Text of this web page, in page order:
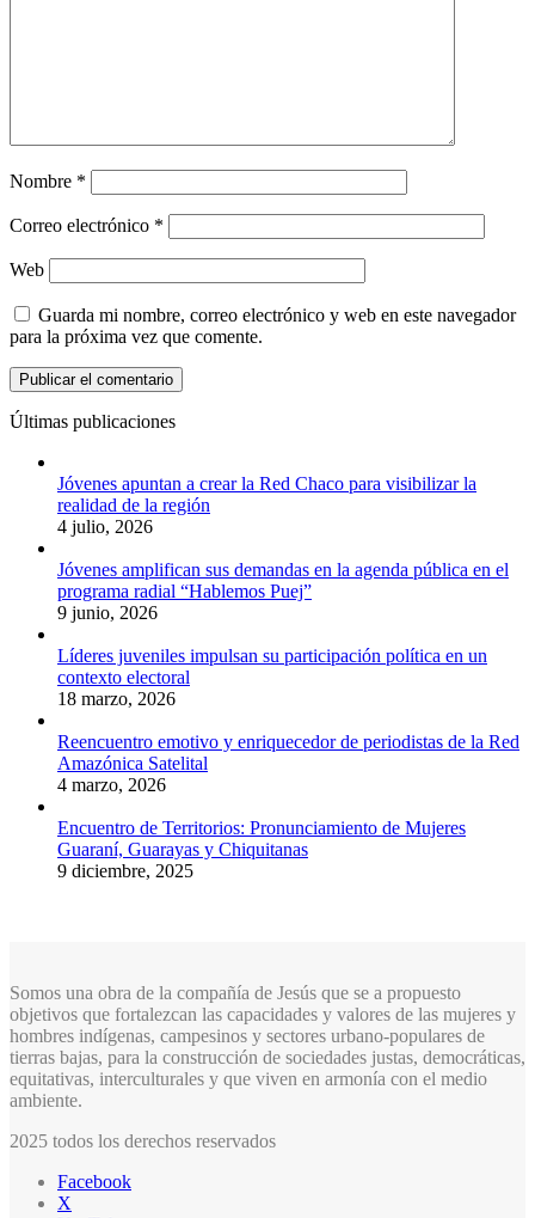
Nombre *
Correo electrónico *
Web
Guarda mi nombre, correo electrónico y web en este navegador
para la próxima vez que comente.
Últimas publicaciones
Jóvenes apuntan a crear la Red Chaco para visibilizar la
realidad de la región
4 julio, 2026
Jóvenes amplifican sus demandas en la agenda pública en el
programa radial “Hablemos Puej”
9 junio, 2026
Líderes juveniles impulsan su participación política en un
contexto electoral
18 marzo, 2026
Reencuentro emotivo y enriquecedor de periodistas de la Red
Amazónica Satelital
4 marzo, 2026
Encuentro de Territorios: Pronunciamiento de Mujeres
Guaraní, Guarayas y Chiquitanas
9 diciembre, 2025
Somos una obra de la compañía de Jesús que se a propuesto
objetivos que fortalezcan las capacidades y valores de las mujeres y
hombres indígenas, campesinos y sectores urbano-populares de
tierras bajas, para la construcción de sociedades justas, democráticas,
equitativas, interculturales y que viven en armonía con el medio
ambiente.
2025 todos los derechos reservados
Facebook
X